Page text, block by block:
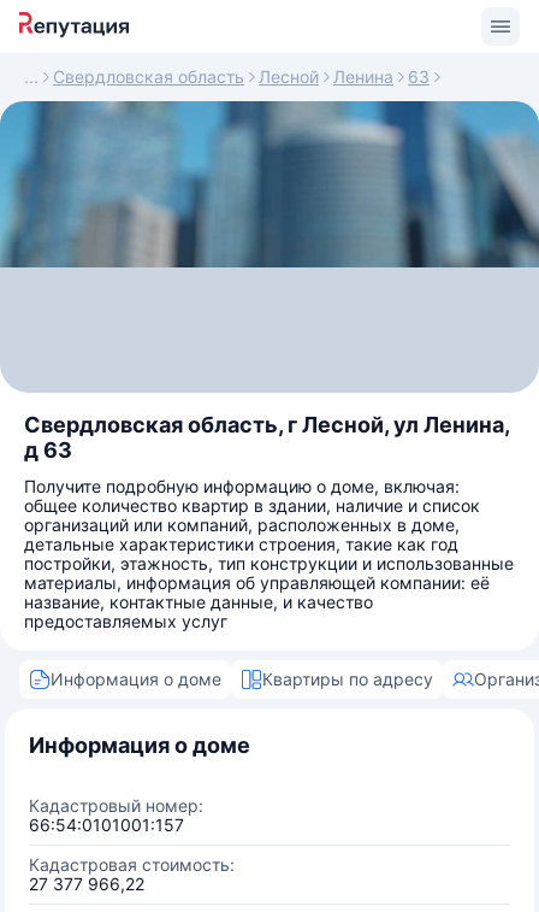
Свердловская область Лесной Ленина 63
Свердловская область, г Лесной, ул Ленина,
д 63
Получите подробную информацию о доме, включая:
общее количество квартир в здании, наличие и список
организаций или компаний, расположенных в доме,
детальные характеристики строения, такие как год
постройки, этажность, тип конструкции и использованные
материалы, информация об управляющей компании: её
название, контактные данные, и качество
предоставляемых услуг
Информация о доме Квартиры по адресу
Информация о доме
Кадастровый номер:
66:54:0101001:157
Кадастровая стоимость:
27 377 966,22